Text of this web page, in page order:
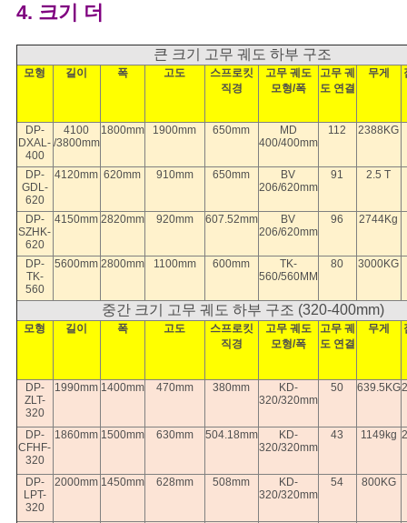
4. 크기 더
큰 크기 고무 궤도 하부 구조
모형 길이 폭 고도
스프로킷
직경
고무 궤도
모형/폭
고무 궤
도 연결
무게
DP-
DXAL-
400
4100
/3800mm
1800mm 1900mm 650mm
MD
400/400mm
112 2388KG
DP-
GDL-
620
4120mm 620mm 910mm 650mm
BV
206/620mm
91 2.5 T
DP-
SZHK-
620
4150mm 2820mm 920mm 607.52mm
BV
206/620mm
96 2744Kg
DP-
TK-
560
5600mm 2800mm 1100mm 600mm
TK-
560/560MM
80 3000KG
중간 크기 고무 궤도 하부 구조 (320-400mm)
모형 길이 폭 고도
스프로킷
직경
고무 궤도
모형/폭
고무 궤
도 연결
무게
DP-
ZLT-
320
1990mm 1400mm 470mm 380mm
KD-
320/320mm
50 639.5KG
DP-
CFHF-
320
1860mm 1500mm 630mm 504.18mm
KD-
320/320mm
43 1149kg
DP-
LPT-
320
2000mm 1450mm 628mm 508mm
KD-
320/320mm
54 800KG